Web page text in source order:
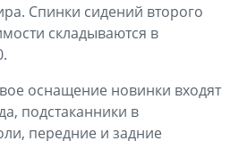
Спинки сидений второго
складываются в
оснащение новинки входят
подстаканники в
передние и задние